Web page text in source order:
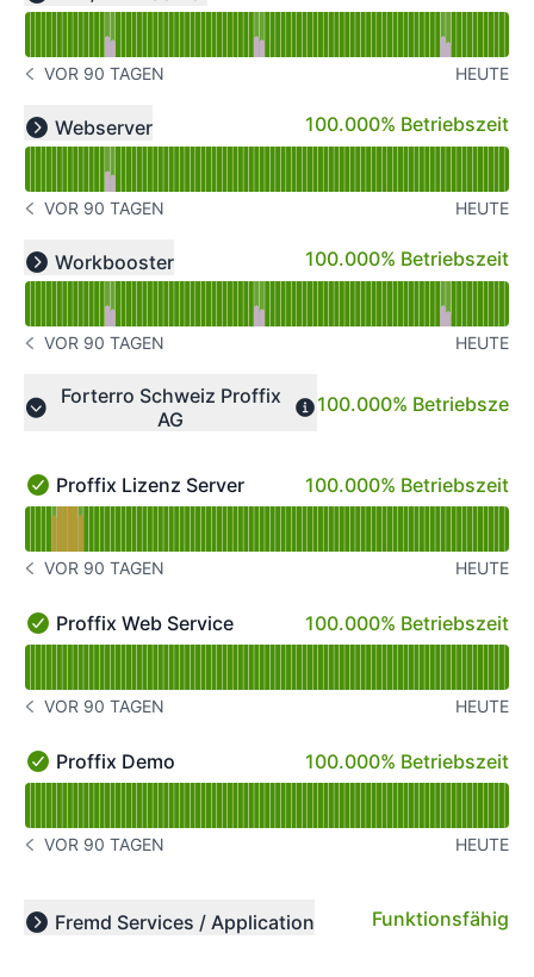
Expand group
GESCHICHTE BEACHTEN VOR 90 TAGEN
VOR 90 TAGEN HEUTE
Expand group
Webserver 100% - Betriebszeit
100.000% Betriebszeit
Verfügbarkeitsdiagramm lesen für undefined
GESCHICHTE BEACHTEN VOR 90 TAGEN
VOR 90 TAGEN HEUTE
Expand group
Workbooster 100% - Betriebszeit
100.000% Betriebszeit
Verfügbarkeitsdiagramm lesen für undefined
GESCHICHTE BEACHTEN VOR 90 TAGEN
VOR 90 TAGEN HEUTE
Collapse group
Forterro Schweiz Proffix
AG
100% - Betriebszeit
100.000% Betriebszeit
Proffix Lizenz Server - Funktionsfähig
Proffix Lizenz Server 100% - Betriebszeit
100.000% Betriebszeit
Verfügbarkeitsdiagramm lesen für Proffix Lizenz Server
GESCHICHTE BEACHTEN VOR 90 TAGEN
VOR 90 TAGEN HEUTE
Proffix Web Service - Funktionsfähig
Proffix Web Service 100% - Betriebszeit
100.000% Betriebszeit
GESCHICHTE BEACHTEN VOR 90 TAGEN
VOR 90 TAGEN HEUTE
Proffix Demo - Funktionsfähig
Proffix Demo 100% - Betriebszeit
100.000% Betriebszeit
GESCHICHTE BEACHTEN VOR 90 TAGEN
VOR 90 TAGEN HEUTE
Expand group
Fremd Services / Application Funktionsfähig